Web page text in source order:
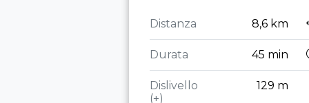
Distanza 8,6 km
Durata 45 min
Dislivello
(+)
129 m